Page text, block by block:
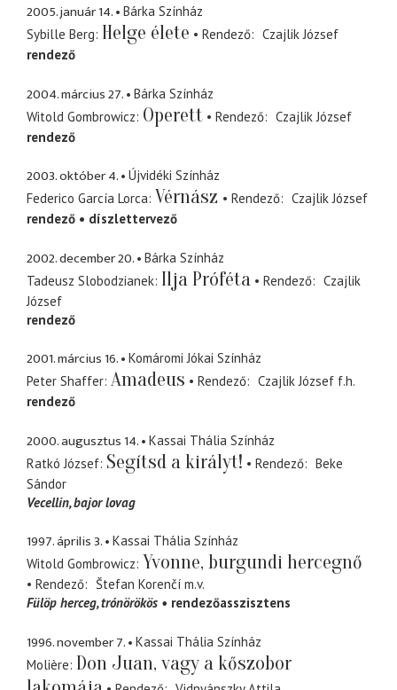
2005. január 14.
Bárka Színház
Sybille Berg Helge élete Rendező
Czajlik József
rendező
2004. március 27.
Bárka Színház
Witold Gombrowicz Operett Rendező
Czajlik József
rendező
2003. október 4.
Újvidéki Színház
Federico García Lorca Vérnász Rendező
Czajlik József
rendező
díszlettervező
2002. december 20.
Bárka Színház
Tadeusz Slobodzianek Ilja Próféta Rendező
Czajlik
József
rendező
2001. március 16.
Komáromi Jókai Színház
Peter Shaffer Amadeus Rendező Czajlik József f.h.
rendező
2000. augusztus 14.
Kassai Thália Színház
Ratkó József Segítsd a királyt! Rendező
Beke
Sándor
Vecellin bajor lovag
1997. április 3.
Kassai Thália Színház
Witold Gombrowicz Yvonne, burgundi hercegnő
Rendező Štefan Korenčí m.v.
Fülöp herceg trónörökös rendezőasszisztens
1996. november 7.
Kassai Thália Színház
Molière Don Juan, vagy a kőszobor